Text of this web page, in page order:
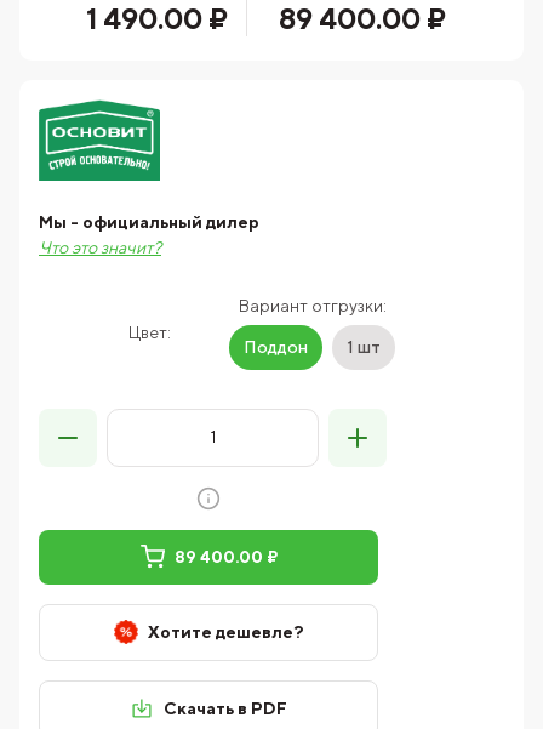
1 490.00 ₽ 89 400.00 ₽
Цвет:
Вариант отгрузки:
Поддон 1 шт
Мы - официальный дилер
Что это значит?
89 400.00 ₽
Хотите дешевле?
Скачать в PDF